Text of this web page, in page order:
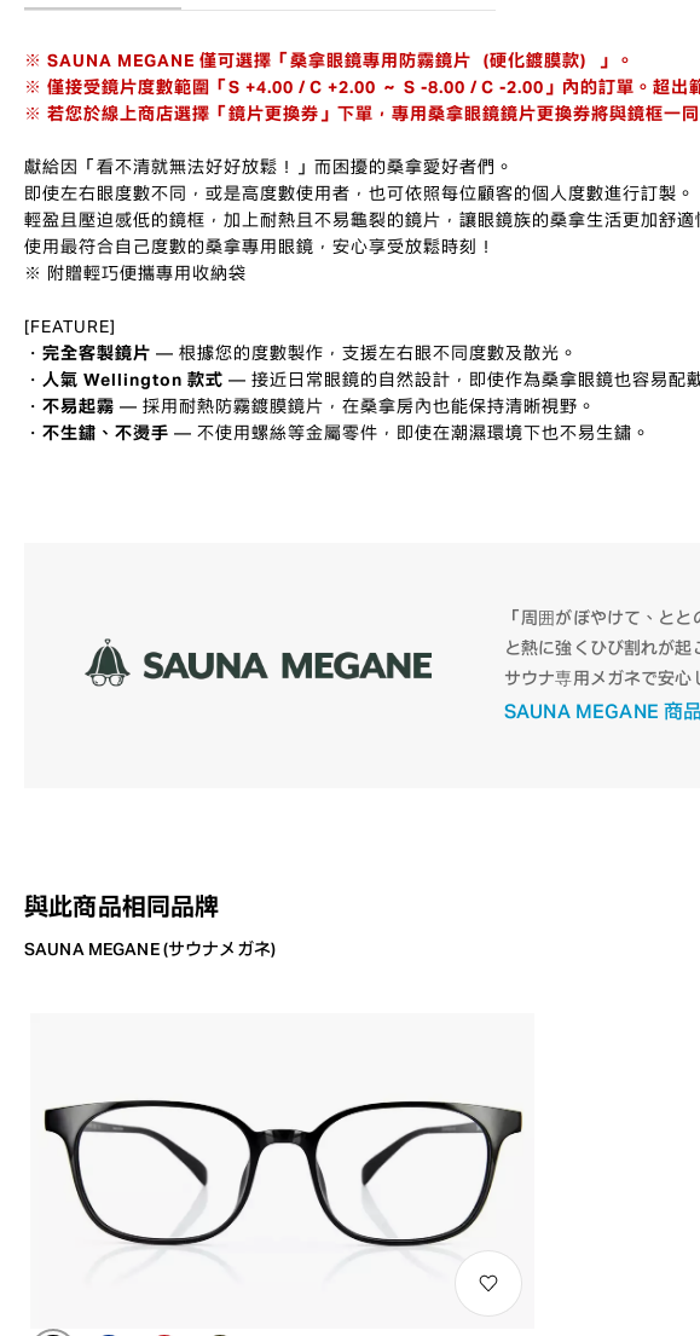
※ SAUNA MEGANE 僅可選擇「桑拿眼鏡專用防霧鏡片（硬化鍍膜款）」。
※ 僅接受鏡片度數範圍「S +4.00 / C +2.00 ～ S -8.00 / C -2.00」內的訂單。超出
※ 若您於線上商店選擇「鏡片更換券」下單，專用桑拿眼鏡鏡片更換券將與鏡框一
獻給因「看不清就無法好好放鬆！」而困擾的桑拿愛好者們。
即使左右眼度數不同，或是高度數使用者，也可依照每位顧客的個人度數進行訂製。
輕盈且壓迫感低的鏡框，加上耐熱且不易龜裂的鏡片，讓眼鏡族的桑拿生活更加舒適
使用最符合自己度數的桑拿專用眼鏡，安心享受放鬆時刻！
※ 附贈輕巧便攜專用收納袋
[FEATURE]
・ 完全客製鏡片 — 根據您的度數製作，支援左右眼不同度數及散光。
・ 人氣 Wellington 款式 — 接近日常眼鏡的自然設計，即使作為桑拿眼鏡也容易配
・ 不易起霧 — 採用耐熱防霧鍍膜鏡片，在桑拿房內也能保持清晰視野。
・ 不生鏽、不燙手 — 不使用螺絲等金屬零件，即使在潮濕環境下也不易生鏽。
「周囲がぼやけて、と
と熱に強くひび割れが
サウナ専用メガネで安心
SAUNA MEGANE 商
與此商品相同品牌
SAUNA MEGANE (サウナメガネ)